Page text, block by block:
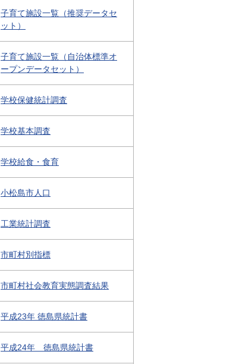
子育て施設一覧（推奨データセ
ット）
子育て施設一覧（自治体標準オ
ープンデータセット）
学校保健統計調査
学校基本調査
学校給食・食育
小松島市人口
工業統計調査
市町村別指標
市町村社会教育実態調査結果
平成23年 徳島県統計書
平成24年 徳島県統計書